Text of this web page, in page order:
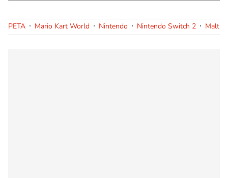
PETA Mario Kart World Nintendo Nintendo Switch 2